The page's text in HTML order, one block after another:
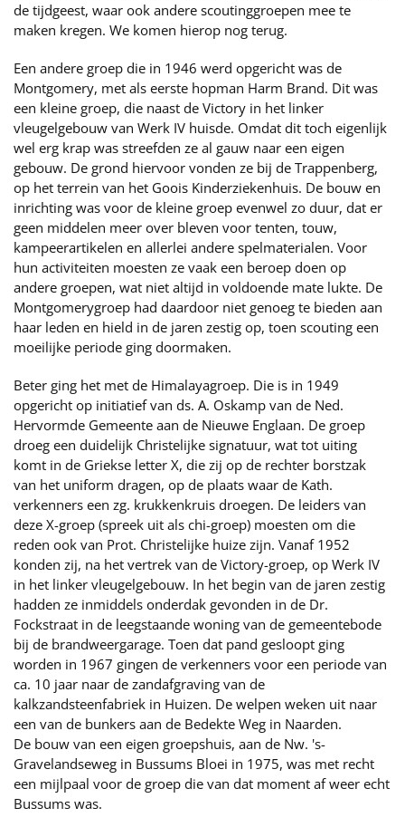
de tijdgeest, waar ook andere scoutinggroepen mee te
maken kregen. We komen hierop nog terug.
Een andere groep die in 1946 werd opgericht was de
Montgomery, met als eerste hopman Harm Brand. Dit was
een kleine groep, die naast de Victory in het linker
vleugelgebouw van Werk IV huisde. Omdat dit toch eigenlijk
wel erg krap was streefden ze al gauw naar een eigen
gebouw. De grond hiervoor vonden ze bij de Trappenberg,
op het terrein van het Goois Kinderziekenhuis. De bouw en
inrichting was voor de kleine groep evenwel zo duur, dat er
geen middelen meer over bleven voor tenten, touw,
kampeerartikelen en allerlei andere spelmaterialen. Voor
hun activiteiten moesten ze vaak een beroep doen op
andere groepen, wat niet altijd in voldoende mate lukte. De
Montgomerygroep had daardoor niet genoeg te bieden aan
haar leden en hield in de jaren zestig op, toen scouting een
moeilijke periode ging doormaken.
Beter ging het met de Himalayagroep. Die is in 1949
opgericht op initiatief van ds. A. Oskamp van de Ned.
Hervormde Gemeente aan de Nieuwe Englaan. De groep
droeg een duidelijk Christelijke signatuur, wat tot uiting
komt in de Griekse letter X, die zij op de rechter borstzak
van het uniform dragen, op de plaats waar de Kath.
verkenners een zg. krukkenkruis droegen. De leiders van
deze X-groep (spreek uit als chi-groep) moesten om die
reden ook van Prot. Christelijke huize zijn. Vanaf 1952
konden zij, na het vertrek van de Victory-groep, op Werk IV
in het linker vleugelgebouw. In het begin van de jaren zestig
hadden ze inmiddels onderdak gevonden in de Dr.
Fockstraat in de leegstaande woning van de gemeentebode
bij de brandweergarage. Toen dat pand gesloopt ging
worden in 1967 gingen de verkenners voor een periode van
ca. 10 jaar naar de zandafgraving van de
kalkzandsteenfabriek in Huizen. De welpen weken uit naar
een van de bunkers aan de Bedekte Weg in Naarden.
De bouw van een eigen groepshuis, aan de Nw. 's-
Gravelandseweg in Bussums Bloei in 1975, was met recht
een mijlpaal voor de groep die van dat moment af weer echt
Bussums was.